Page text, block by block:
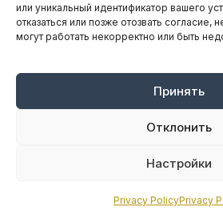
или уникальный идентификатор вашего
отказаться или позже отозвать согласие,
могут работать некорректно или быть
Принять
Отклонить
Настройки
Privacy PolicyPrivacy
НАВИГАЦИЯ
Оплата онлайн